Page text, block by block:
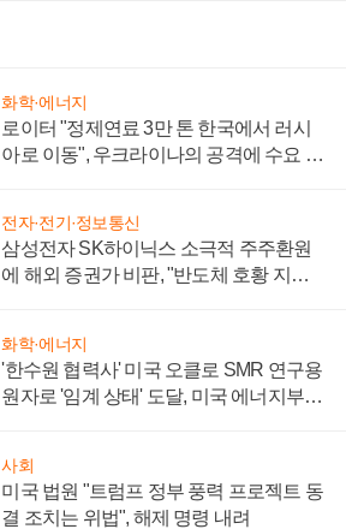
화학·에너지
로이터 "정제연료 3만 톤 한국에서 러시
아로 이동", 우크라이나의 공격에 수요 늘
전자·전기·정보통신
삼성전자 SK하이닉스 소극적 주주환원
에 해외 증권가 비판, "반도체 호황 지속
화학·에너지
'한수원 협력사' 미국 오클로 SMR 연구용
원자로 '임계 상태' 도달, 미국 에너지부
사회
미국 법원 "트럼프 정부 풍력 프로젝트 동
결 조치는 위법", 해제 명령 내려